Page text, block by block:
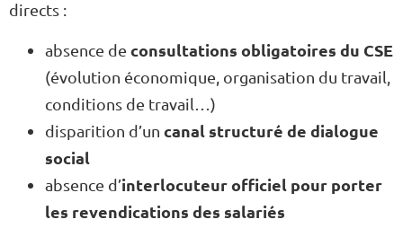
directs :
absence de consultations obligatoires du CSE
(évolution économique, organisation du travail,
conditions de travail…)
disparition d’un canal structuré de dialogue
social
absence d’interlocuteur officiel pour porter
les revendications des salariés